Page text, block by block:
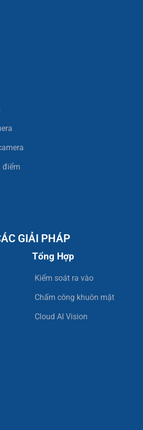
điểm
GIẢI PHÁP
Tổng Hợp
Kiểm soát ra vào
Chấm công khuôn mặt
Cloud AI Vision